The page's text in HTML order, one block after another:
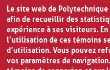
Le site web de
afin de recueillir des
expérience à ses visiteurs.
l’utilisation de ces témoins
d’utilisation. Vous pouvez
vos paramètres de